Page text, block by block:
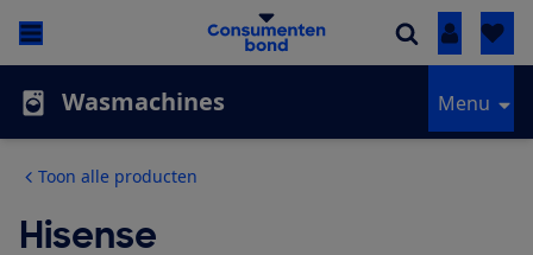
Inloggen
Wasmachines Menu
Toon alle producten
Hisense